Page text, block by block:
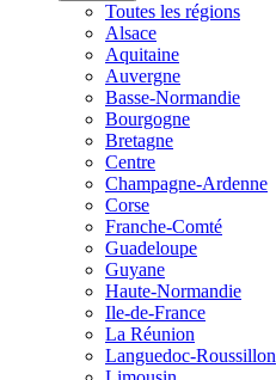
Toutes les régions
Alsace
Aquitaine
Auvergne
Basse-Normandie
Bourgogne
Bretagne
Centre
Champagne-Ardenne
Corse
Franche-Comté
Guadeloupe
Guyane
Haute-Normandie
Ile-de-France
La Réunion
Languedoc-Roussillon